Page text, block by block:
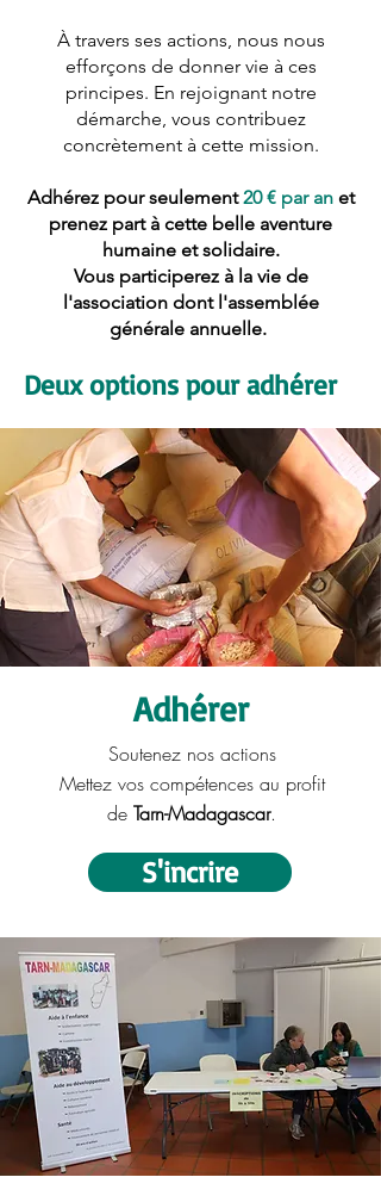
À travers ses actions, nous nous
efforçons de donner vie à ces
principes. En rejoignant notre
démarche, vous contribuez
concrètement à cette mission.
Adhérez pour seulement20 € par an et
prenez part à cette belle aventure
humaine et solidaire.
Vous participerez à la vie de
l'association dont l'assemblée
générale annuelle.
Deux options pour adhérer
Adhérer
Soutenez nos actions
Mettez vos compétences au profit
de Tarn-Madagascar.
S'incrire